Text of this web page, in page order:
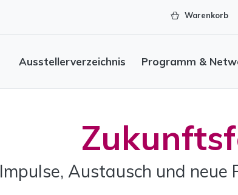
Warenkorb
Ausstellerverzeichnis Programm &
Impulse, Austausch und